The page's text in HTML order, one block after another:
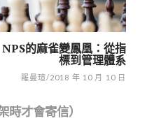
NPS的麻雀變鳳凰：從指
標到管理體系
羅曼瑄/2018 年 10 月 10 日
才會寄信）